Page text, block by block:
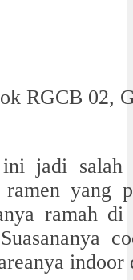
RGCB 02,
jadi salah
yang
ramah di
indoor